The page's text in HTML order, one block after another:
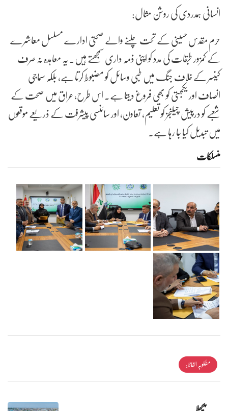
انسانی ہمدردی کی روشن مثال:
حرم مقدس حسینی کے تحت چلنے والے صحتی ادارے مسلسل معاشرے
کے کمزور طبقات کی مدد کو اپنی ذمہ داری سمجھتے ہیں۔ یہ معاہدہ نہ صرف
کینسر کے خلاف جنگ میں طبی وسائل کو مضبوط کرتا ہے، بلکہ سماجی
انصاف اور یکجہتی کو بھی فروغ دیتا ہے۔ اس طرح، عراق میں صحت کے
شعبے کو درپیش چیلنجز کو تعلیم، تعاون، اور سائنسی پیشرفت کے ذریعے موقعوں
میں تبدیل کیا جا رہا ہے۔
منسلکات
مطلوبہ الفاظ :